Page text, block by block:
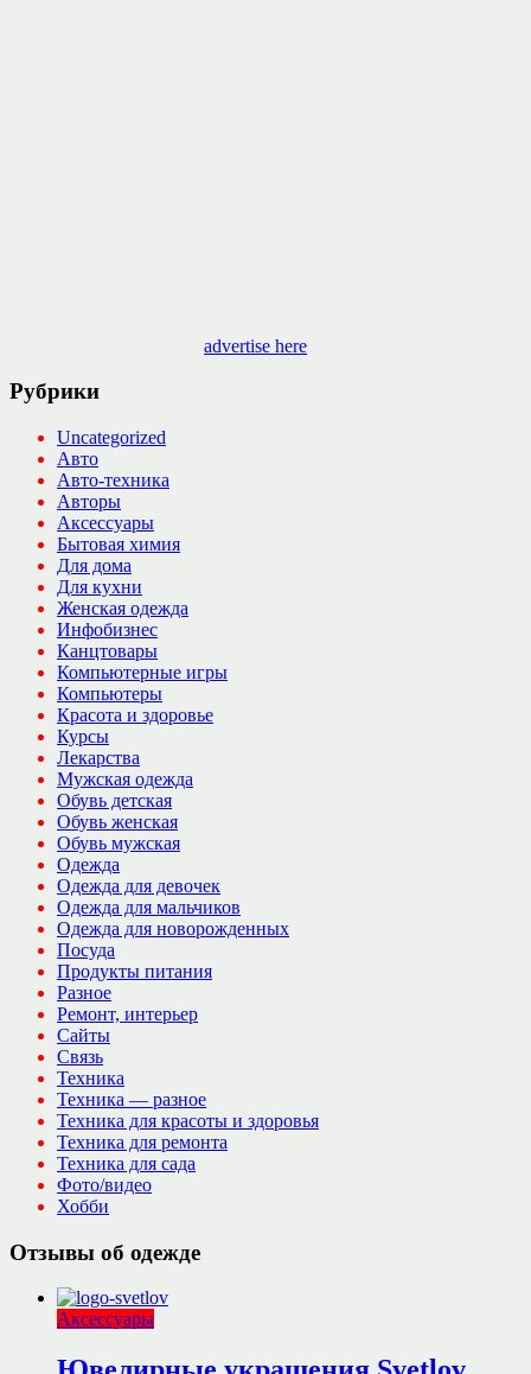
advertise here
Рубрики
Uncategorized
Авто
Авто-техника
Авторы
Аксессуары
Бытовая химия
Для дома
Для кухни
Женская одежда
Инфобизнес
Канцтовары
Компьютерные игры
Компьютеры
Красота и здоровье
Курсы
Лекарства
Мужская одежда
Обувь детская
Обувь женская
Обувь мужская
Одежда
Одежда для девочек
Одежда для мальчиков
Одежда для новорожденных
Посуда
Продукты питания
Разное
Ремонт, интерьер
Сайты
Связь
Техника
Техника — разное
Техника для красоты и здоровья
Техника для ремонта
Техника для сада
Фото/видео
Хобби
Отзывы об одежде
Аксессуары